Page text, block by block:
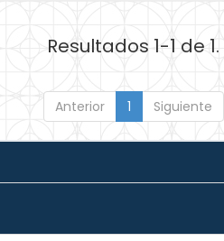
Resultados 1-1 de 1.
Anterior 1 Siguiente